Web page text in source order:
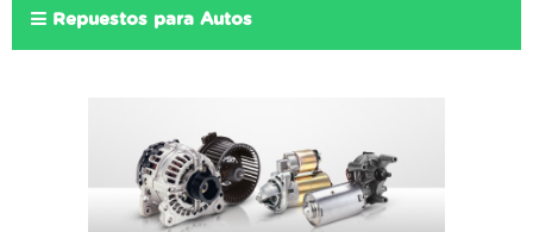
Repuestos para Autos